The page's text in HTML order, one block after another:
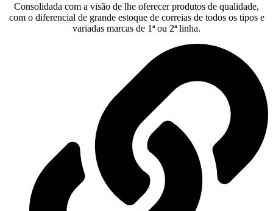
Consolidada com a visão de lhe oferecer produtos de qualidade,
com o diferencial de grande estoque de correias de todos os tipos e
variadas marcas de 1ª ou 2ª linha.